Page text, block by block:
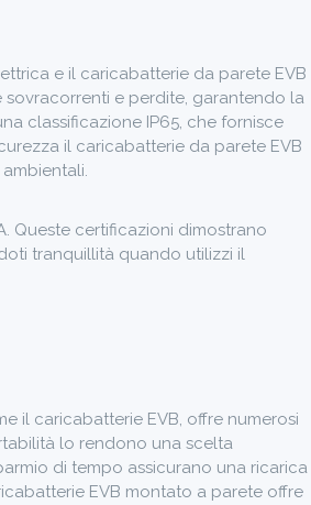
e il caricabatterie da parete EVB
e perdite, garantendo la
classificazione IP65, che fornisce
il caricabatterie da parete EVB
Queste certificazioni dimostrano
tranquillità quando utilizzi il
il caricabatterie EVB, offre numerosi
lo rendono una scelta
di tempo assicurano una ricarica
EVB montato a parete offre